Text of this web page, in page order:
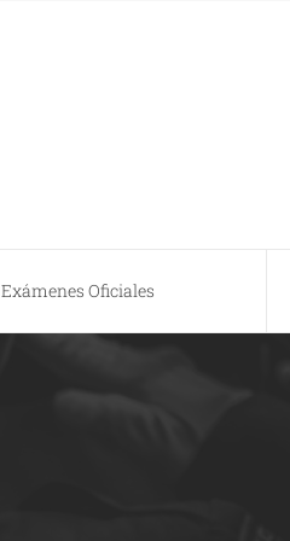
Exámenes Oficiales